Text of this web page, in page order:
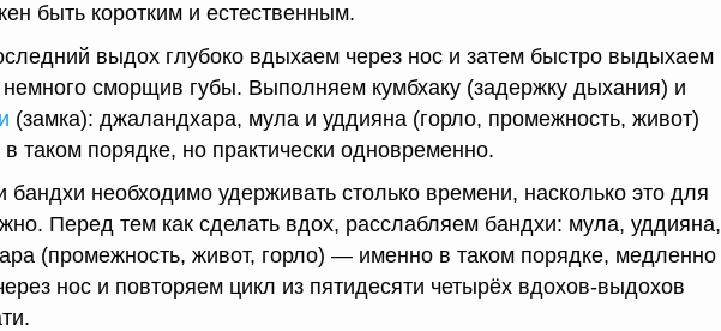
быть коротким и естественным.
выдох глубоко вдыхаем через нос и затем быстро выдыхаем
немного сморщив губы. Выполняем кумбхаку (задержку дыхания) и
(замка): джаландхара, мула и уддияна (горло, промежность, живот)
таком порядке, но практически одновременно.
бандхи необходимо удерживать столько времени, насколько это для
Перед тем как сделать вдох, расслабляем бандхи: мула, уддияна,
(промежность, живот, горло) — именно в таком порядке, медленно
нос и повторяем цикл из пятидесяти четырёх вдохов-выдохов